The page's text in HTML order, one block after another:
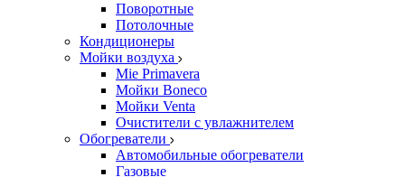
Поворотные
Потолочные
Кондиционеры
Мойки воздуха
Mie Primavera
Мойки Boneco
Мойки Venta
Очистители с увлажнителем
Обогреватели
Автомобильные обогреватели
Газовые